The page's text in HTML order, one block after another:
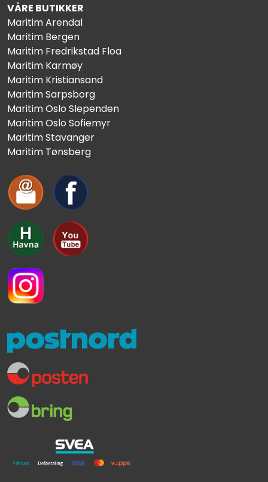
VÅRE BUTIKKER
Maritim Arendal
Maritim Bergen
Maritim Fredrikstad Floa
Maritim Karmøy
Maritim Kristiansand
Maritim Sarpsborg
Maritim Oslo Slependen
Maritim Oslo Sofiemyr
Maritim Stavanger
Maritim Tønsberg